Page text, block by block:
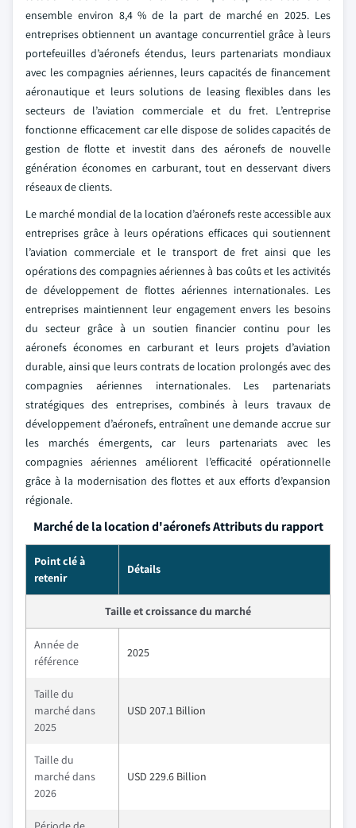
ensemble environ 8,4 % de la part de marché en 2025. Les
entreprises obtiennent un avantage concurrentiel grâce à leurs
portefeuilles d’aéronefs étendus, leurs partenariats mondiaux
avec les compagnies aériennes, leurs capacités de financement
aéronautique et leurs solutions de leasing flexibles dans les
secteurs de l’aviation commerciale et du fret. L’entreprise
fonctionne efficacement car elle dispose de solides capacités de
gestion de flotte et investit dans des aéronefs de nouvelle
génération économes en carburant, tout en desservant divers
réseaux de clients.
Le marché mondial de la location d’aéronefs reste accessible aux
entreprises grâce à leurs opérations efficaces qui soutiennent
l’aviation commerciale et le transport de fret ainsi que les
opérations des compagnies aériennes à bas coûts et les activités
de développement de flottes aériennes internationales. Les
entreprises maintiennent leur engagement envers les besoins
du secteur grâce à un soutien financier continu pour les
aéronefs économes en carburant et leurs projets d’aviation
durable, ainsi que leurs contrats de location prolongés avec des
compagnies aériennes internationales. Les partenariats
stratégiques des entreprises, combinés à leurs travaux de
développement d’aéronefs, entraînent une demande accrue sur
les marchés émergents, car leurs partenariats avec les
compagnies aériennes améliorent l’efficacité opérationnelle
grâce à la modernisation des flottes et aux efforts d’expansion
régionale.
Marché de la location d'aéronefs Attributs du rapport
Point clé à
retenir
Détails
Taille et croissance du marché
Année de
référence
2025
Taille du
marché dans
2025
USD 207.1 Billion
Taille du
marché dans
2026
USD 229.6 Billion